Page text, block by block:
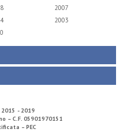
2007
2003
2015 - 2019
– C.F. 05901970151
– PEC